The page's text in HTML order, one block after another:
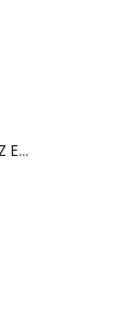
Etui Folio Realme Note 60x Róże Z Efektem Zamszu Etui Ochronne